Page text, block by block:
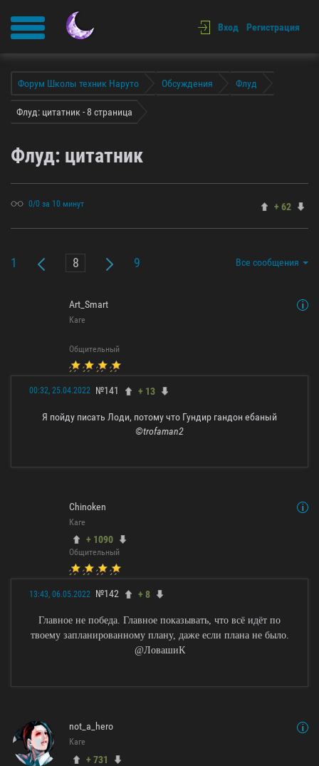
Вход Регистрация
Форум Школы техник Наруто Обсуждения Флуд
Флуд: цитатник - 8 страница
Флуд: цитатник
0/0 за 10 минут + 62
1 9 Все сообщения
Art_Smart
Каге
Общительный
00:32, 25.04.2022 №141 + 13
Я пойду писать Лоди, потому что Гундир гандон ебаный
©trofaman2
Chinoken
Каге
+ 1090
Общительный
13:43, 06.05.2022 №142 + 8
Главное не победа. Главное показывать, что всё идёт по
твоему запланированному плану, даже если плана не было.
@ЛовашиК
not_a_hero
Каге
+ 731